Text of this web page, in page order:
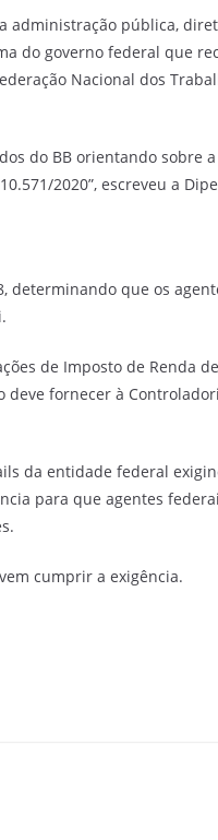
administração pública,
do governo federal que
Nacional dos
do BB orientando sobre
2020”, escreveu a
determinando que os
de Imposto de Renda
fornecer à
da entidade federal
para que agentes
cumprir a exigência.